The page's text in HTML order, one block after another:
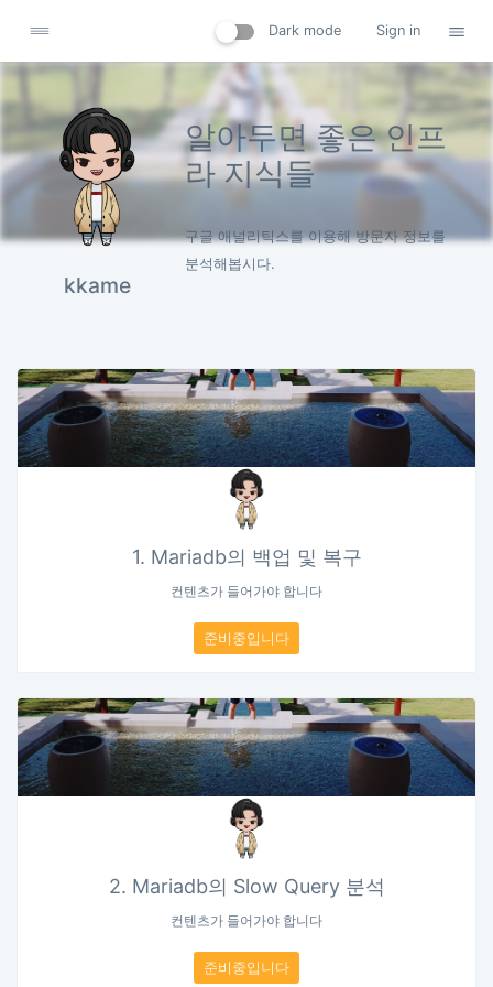
Dark mode Sign in
kkame
알아두면 좋은 인프
라 지식들
구글 애널리틱스를 이용해 방문자 정보를
분석해봅시다.
1. Mariadb의 백업 및 복구
컨텐츠가 들어가야 합니다
준비중입니다
2. Mariadb의 Slow Query 분석
컨텐츠가 들어가야 합니다
준비중입니다